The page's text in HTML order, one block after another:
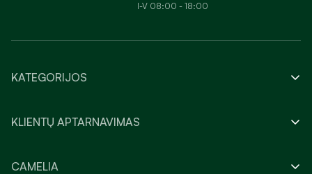
I-V 08:00 - 18:00
KATEGORIJOS
KLIENTŲ APTARNAVIMAS
CAMELIA